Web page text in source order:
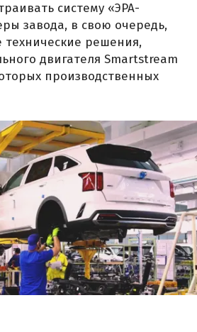
систему «ЭРА-
завода, в свою очередь,
решения,
двигателя Smartstream
производственных